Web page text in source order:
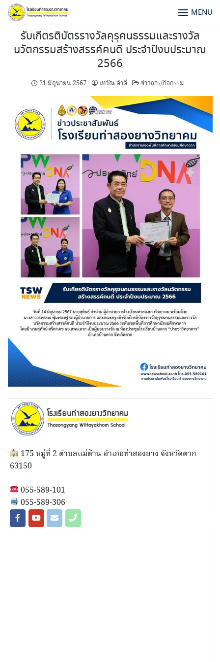
MENU
รับเกีตรติบัตรรางวัลคุรุคนธรรมและรางวัล
นวัตกรรมสร้างสรรค์คนดี ประจำปีงบประมาณ
2566
21 มิถุนายน 2567 เทวัณ ดำดี ข่าวสาร/กิจกรรม
175 หมู่ที่ 2 ตำบลแม่ต้าน อำเภอท่าสองยาง จังหวัดตาก
63150
055-589-101
055-589-306